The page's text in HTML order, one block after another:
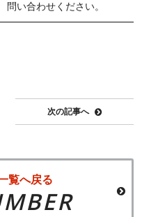
い合わせください。
次の記事へ
覧へ戻る